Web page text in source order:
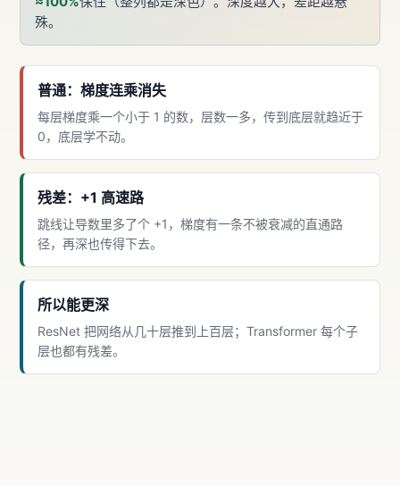
殊。
普通：梯度连乘消失
每层梯度乘一个小于 1 的数，层数一多，传到底层就趋近于
0，底层学不动。
残差：+1 高速路
跳线让导数里多了个 +1，梯度有一条不被衰减的直通路
径，再深也传得下去。
所以能更深
ResNet 把网络从几十层推到上百层；Transformer 每个子
层也都有残差。